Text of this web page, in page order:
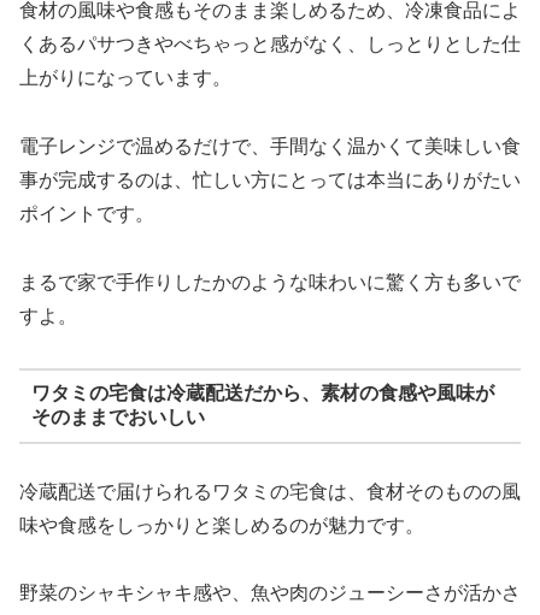
食材の風味や食感もそのまま楽しめるため、冷凍食品によ
くあるパサつきやべちゃっと感がなく、しっとりとした仕
上がりになっています。
電子レンジで温めるだけで、手間なく温かくて美味しい食
事が完成するのは、忙しい方にとっては本当にありがたい
ポイントです。
まるで家で手作りしたかのような味わいに驚く方も多いで
すよ。
ワタミの宅食は冷蔵配送だから、素材の食感や風味が
そのままでおいしい
冷蔵配送で届けられるワタミの宅食は、食材そのものの風
味や食感をしっかりと楽しめるのが魅力です。
野菜のシャキシャキ感や、魚や肉のジューシーさが活かさ